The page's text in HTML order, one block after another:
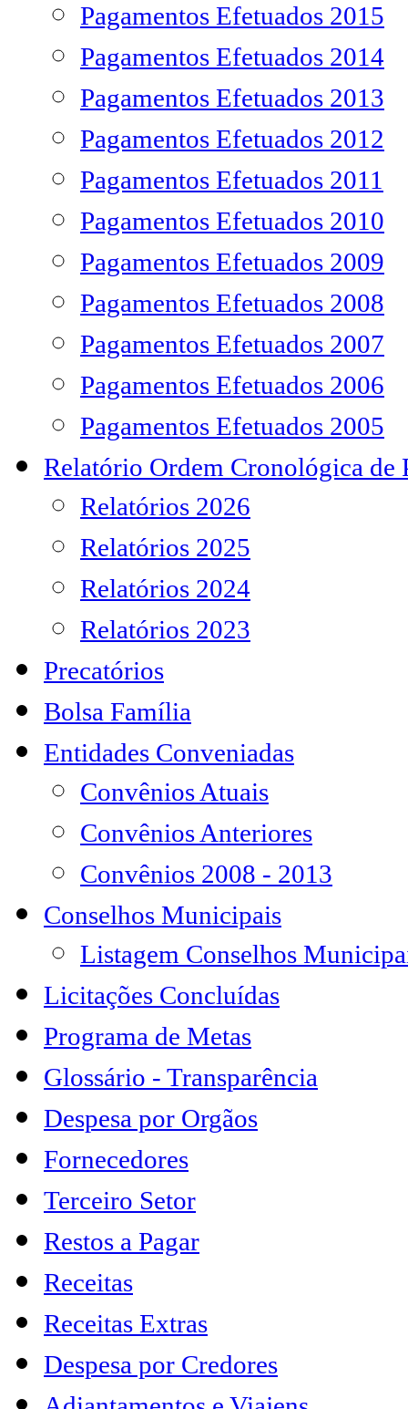
Pagamentos Efetuados 2015
Pagamentos Efetuados 2014
Pagamentos Efetuados 2013
Pagamentos Efetuados 2012
Pagamentos Efetuados 2011
Pagamentos Efetuados 2010
Pagamentos Efetuados 2009
Pagamentos Efetuados 2008
Pagamentos Efetuados 2007
Pagamentos Efetuados 2006
Pagamentos Efetuados 2005
Relatório Ordem Cronológica de
Relatórios 2026
Relatórios 2025
Relatórios 2024
Relatórios 2023
Precatórios
Bolsa Família
Entidades Conveniadas
Convênios Atuais
Convênios Anteriores
Convênios 2008 - 2013
Conselhos Municipais
Listagem Conselhos
Licitações Concluídas
Programa de Metas
Glossário - Transparência
Despesa por Orgãos
Fornecedores
Terceiro Setor
Restos a Pagar
Receitas
Receitas Extras
Despesa por Credores